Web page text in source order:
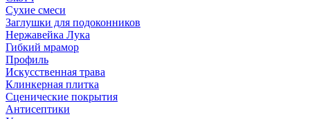
Сухие смеси
Заглушки для подоконников
Нержавейка Лука
Гибкий мрамор
Профиль
Искусственная трава
Клинкерная плитка
Сценические покрытия
Антисептики